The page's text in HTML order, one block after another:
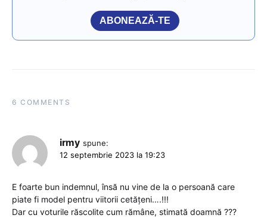
ABONEAZĂ-TE
6 COMMENTS
irmy spune:
12 septembrie 2023 la 19:23
E foarte bun indemnul, însă nu vine de la o persoană care
piate fi model pentru viitorii cetățeni….!!!
Dar cu voturile răscolite cum rămâne, stimată doamnă ???